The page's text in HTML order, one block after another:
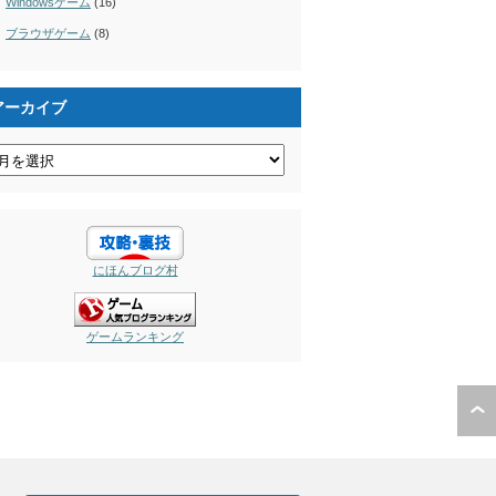
ブラウザゲーム (8)
ーカイブ
にほんブログ村
ゲームランキング